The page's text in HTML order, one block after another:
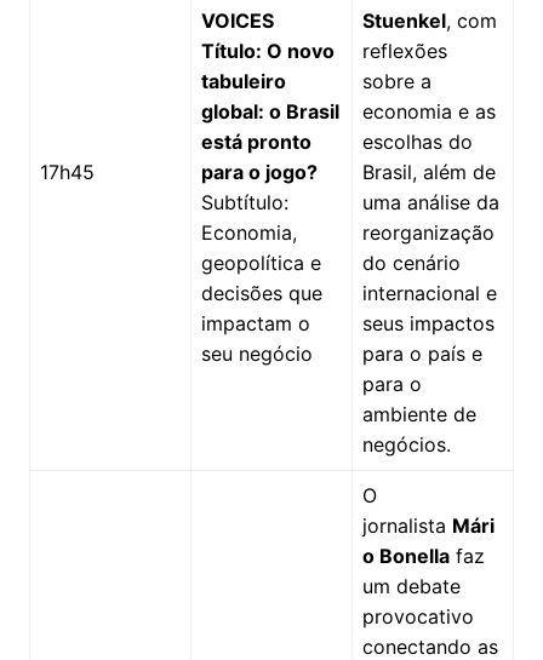
17h45
VOICES
Título: O novo
tabuleiro
global: o Brasil
está pronto
para o jogo?
Subtítulo:
Economia,
geopolítica e
decisões que
impactam o
seu negócio
Stuenkel, com
reflexões
sobre a
economia e as
escolhas do
Brasil, além de
uma análise da
reorganização
do cenário
internacional e
seus impactos
para o país e
para o
ambiente de
negócios.
O
jornalista Mári
o Bonellafaz
um debate
provocativo
conectando as